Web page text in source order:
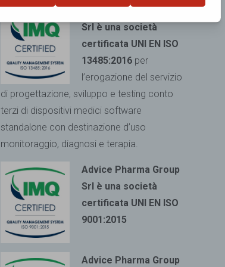
Advice Pharma Group
Srl è una società
certificata UNI EN ISO
13485:2016per
l’erogazione del servizio
di progettazione, sviluppo e testing conto
terzi di dispositivi medici software
standalone con destinazione d’uso
monitoraggio, diagnosi e terapia.
Advice Pharma Group
Srl è una società
certificata UNI EN ISO
9001:2015
Advice Pharma Group